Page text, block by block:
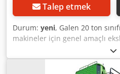
Talep etmek
Durum: yeni, Galen 20 ton
makineler için genel amaçlı
uzunluğu: 1200 mm. Hacim: 1
aşınma plakası. Diş sistemi:
Bağlantı: Pimli, 80 mm pim